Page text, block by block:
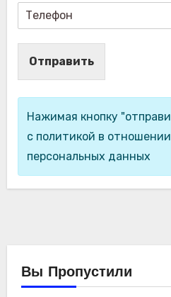
Отправить
Нажимая кнопку
с политикой в
персональных данных
Вы Пропустили